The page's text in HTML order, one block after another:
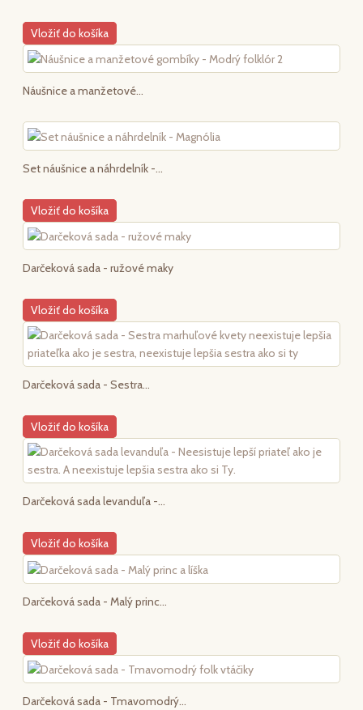
Vložiť do košíka
Náušnice a manžetové...
Set náušnice a náhrdelník -...
Vložiť do košíka
Darčeková sada - ružové maky
Vložiť do košíka
Darčeková sada - Sestra...
Vložiť do košíka
Darčeková sada levanduľa -...
Vložiť do košíka
Darčeková sada - Malý princ...
Vložiť do košíka
Darčeková sada - Tmavomodrý...